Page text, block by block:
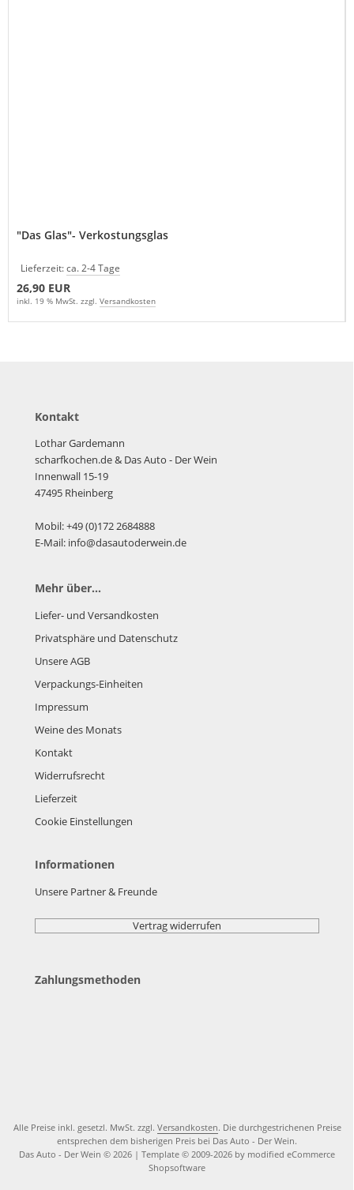
"Das Glas"- Verkostungsglas
Lieferzeit:ca. 2-4 Tage
26,90 EUR
inkl. 19 % MwSt. zzgl. Versandkosten
Kontakt
Lothar Gardemann
scharfkochen.de& Das Auto - Der Wein
Innenwall 15-19
47495 Rheinberg
Mobil: +49 (0)172 2684888
E-Mail: info@dasautoderwein.de
Mehr über...
Liefer- und Versandkosten
Privatsphäre und Datenschutz
Unsere AGB
Verpackungs-Einheiten
Impressum
Weine des Monats
Kontakt
Widerrufsrecht
Lieferzeit
Cookie Einstellungen
Informationen
Unsere Partner & Freunde
Vertrag widerrufen
Zahlungsmethoden
Alle Preise inkl. gesetzl. MwSt. zzgl. Versandkosten. Die durchgestrichenen Preise
entsprechen dem bisherigen Preis bei Das Auto - Der Wein.
Das Auto - Der Wein © 2026 | Template © 2009-2026 by modified eCommerce
Shopsoftware